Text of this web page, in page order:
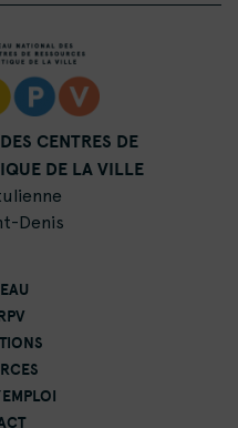
CENTRES DE
DE LA VILLE
Denis